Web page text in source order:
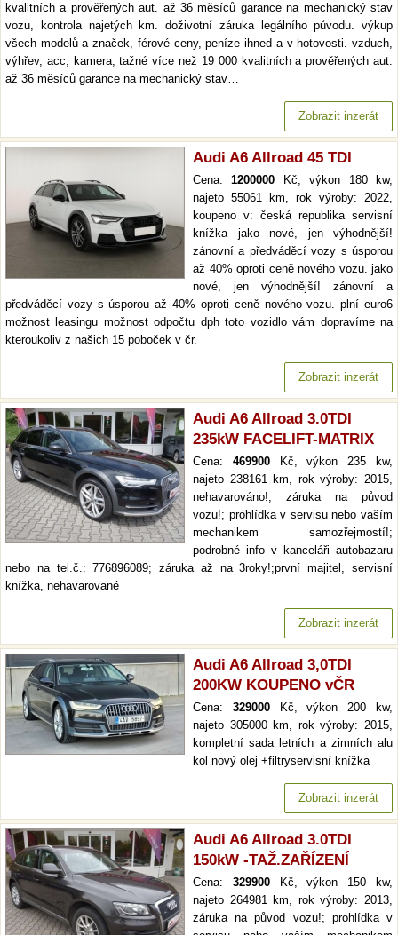
kvalitních a prověřených aut. až 36 měsíců garance na mechanický stav
vozu, kontrola najetých km. doživotní záruka legálního původu. výkup
všech modelů a značek, férové ceny, peníze ihned a v hotovosti. vzduch,
výhřev, acc, kamera, tažné více než 19 000 kvalitních a prověřených aut.
až 36 měsíců garance na mechanický stav…
Zobrazit inzerát
Audi A6 Allroad 45 TDI
Cena:1200000 Kč, výkon 180 kw,
najeto 55061 km, rok výroby: 2022,
koupeno v: česká republika servisní
knížka jako nové, jen výhodnější!
zánovní a předváděcí vozy s úsporou
až 40% oproti ceně nového vozu. jako
nové, jen výhodnější! zánovní a
předváděcí vozy s úsporou až 40% oproti ceně nového vozu. plní euro6
možnost leasingu možnost odpočtu dph toto vozidlo vám dopravíme na
kteroukoliv z našich 15 poboček v čr.
Zobrazit inzerát
Audi A6 Allroad 3.0TDI
235kW FACELIFT-MATRIX
Cena: 469900Kč, výkon 235 kw,
najeto 238161 km, rok výroby: 2015,
nehavarováno!; záruka na původ
vozu!; prohlídka v servisu nebo vaším
mechanikem samozřejmostí!;
podrobné info v kanceláři autobazaru
nebo na tel.č.: 776896089; záruka až na 3roky!;první majitel, servisní
knížka, nehavarované
Zobrazit inzerát
Audi A6 Allroad 3,0TDI
200KW KOUPENO vČR
Cena: 329000Kč, výkon 200 kw,
najeto 305000 km, rok výroby: 2015,
kompletní sada letních a zimních alu
kol nový olej +filtryservisní knížka
Zobrazit inzerát
Audi A6 Allroad 3.0TDI
150kW -TAŽ.ZAŘÍZENÍ
Cena: 329900Kč, výkon 150 kw,
najeto 264981 km, rok výroby: 2013,
záruka na původ vozu!; prohlídka v